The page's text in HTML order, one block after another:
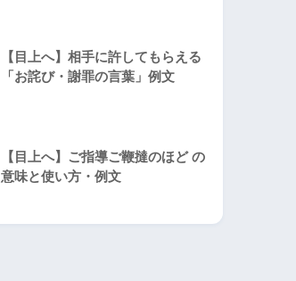
【目上へ】相手に許してもらえる
「お詫び・謝罪の言葉」例文
【目上へ】ご指導ご鞭撻のほど の
意味と使い方・例文